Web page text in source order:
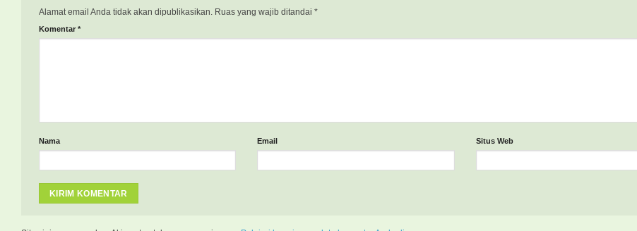
Alamat email Anda tidak akan dipublikasikan. Ruas yang wajib ditandai *
Komentar *
Nama Email Situs Web